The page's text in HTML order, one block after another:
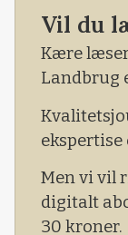
afsat 200
milliarder
oktober fra
millioner
Vil du
Kære
Landbrug
Men vi vil
digitalt
30 kroner.